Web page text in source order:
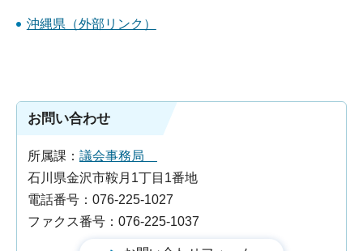
沖縄県（外部リンク）
お問い合わせ
所属課： 議会事務局
石川県金沢市鞍月1丁目1番地
電話番号：076-225-1027
ファクス番号：076-225-1037